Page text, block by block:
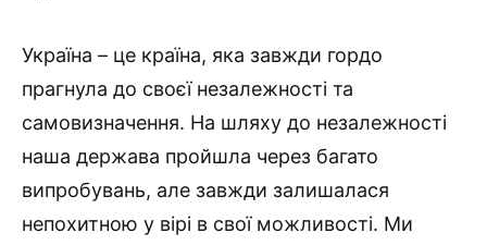
Україна – це країна, яка завжди гордо
прагнула до своєї незалежності та
самовизначення. На шляху до незалежності
наша держава пройшла через багато
випробувань, але завжди залишалася
непохитною у вірі в свої можливості. Ми